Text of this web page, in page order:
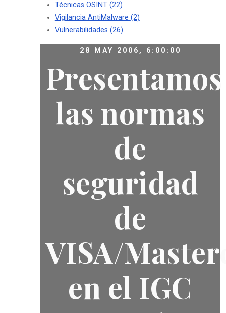
Técnicas OSINT (22)
Vigilancia AntiMalware (2)
Vulnerabilidades (26)
28 MAY 2006, 6:00:00
Presentamos
las normas
de
seguridad
de
VISA/
en el IGC